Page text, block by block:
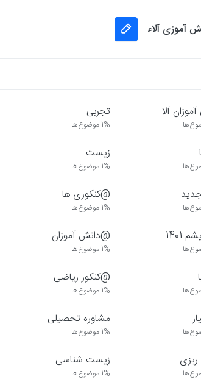
آموزی آلاء
آلا تجربی
1% موضوع‌ها
زیست
1% موضوع‌ها
@کنکوری ها
1% موضوع‌ها
1401 @دانش آموزان
1% موضوع‌ها
@کنکور ریاضی
1% موضوع‌ها
مشاوره تحصیلی
1% موضوع‌ها
ریزی زیست شناسی
1% موضوع‌ها